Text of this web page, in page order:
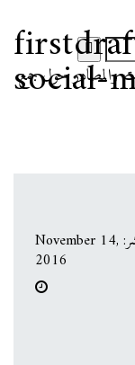
والمصادر حول جمع
social-
تاريخ النشر: November 14,
2016